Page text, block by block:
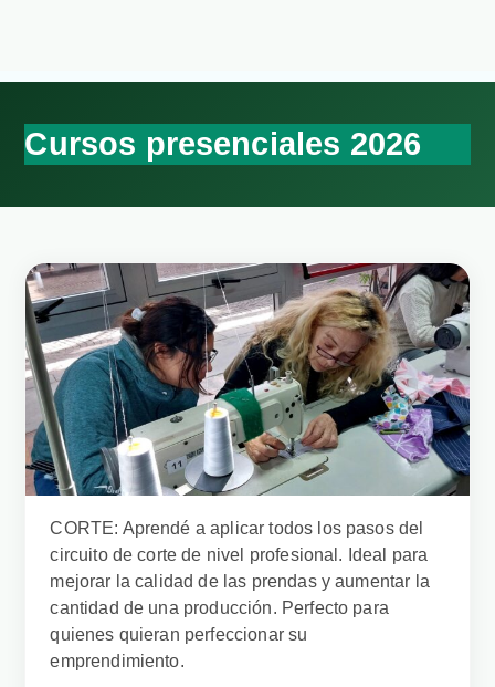
Cursos presenciales 2026
CORTE: Aprendé a aplicar todos los pasos del
circuito de corte de nivel profesional. Ideal para
mejorar la calidad de las prendas y aumentar la
cantidad de una producción. Perfecto para
quienes quieran perfeccionar su
emprendimiento.